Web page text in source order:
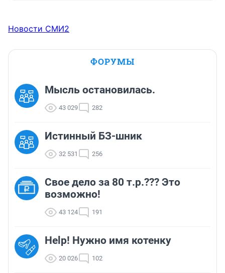
Новости СМИ2
ФОРУМЫ
Мысль остановилась.
43 029 282
Истинный БЗ-шник
32 531 256
Свое дело за 80 т.р.??? Это
возможно!
43 124 191
Help! Нужно имя котенку
20 026 102